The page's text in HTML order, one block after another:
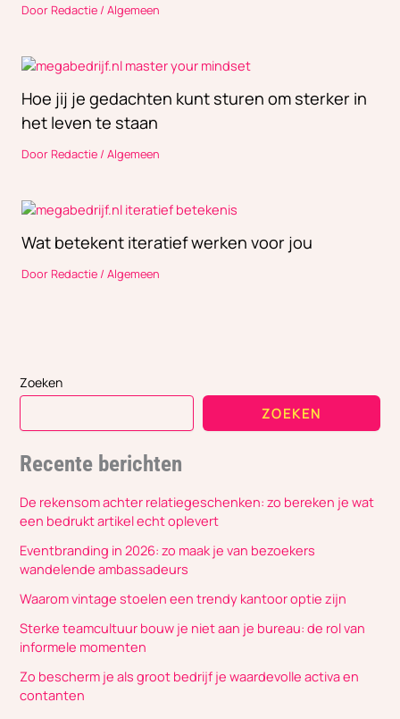
DoorRedactie / Algemeen
Hoe jij je gedachten kunt sturen om sterker in
het leven te staan
DoorRedactie / Algemeen
Wat betekent iteratief werken voor jou
DoorRedactie / Algemeen
Zoeken
ZOEKEN
Recente berichten
De rekensom achter relatiegeschenken: zo bereken je wat
een bedrukt artikel echt oplevert
Eventbranding in 2026: zo maak je van bezoekers
wandelende ambassadeurs
Waarom vintage stoelen een trendy kantoor optie zijn
Sterke teamcultuur bouw je niet aan je bureau: de rol van
informele momenten
Zo bescherm je als groot bedrijf je waardevolle activa en
contanten